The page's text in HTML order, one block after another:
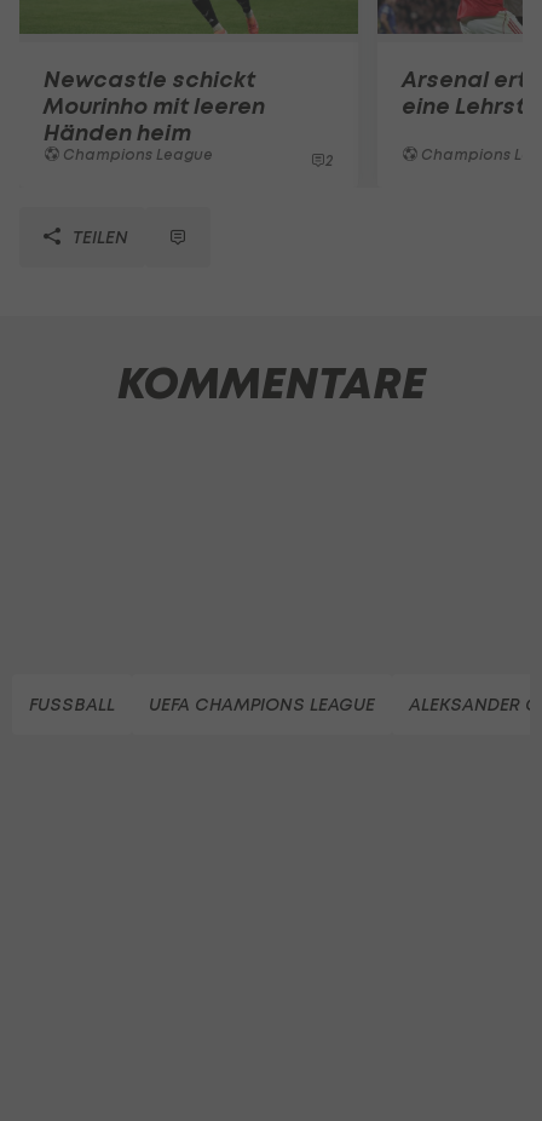
Newcastle schickt
Mourinho mit leeren
Händen heim
Champions League 2
Arsenal
eine
Champions
TEILEN
KOMMENTARE
FUSSBALL UEFA CHAMPIONS LEAGUE ALEKSANDER